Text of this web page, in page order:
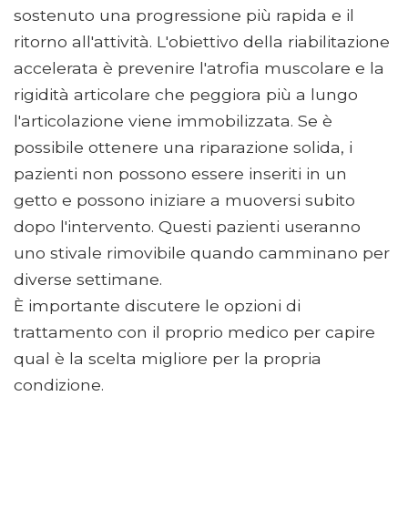
sostenuto una progressione più rapida e il
ritorno all'attività. L'obiettivo della riabilitazione
accelerata è prevenire l'atrofia muscolare e la
rigidità articolare che peggiora più a lungo
l'articolazione viene immobilizzata. Se è
possibile ottenere una riparazione solida, i
pazienti non possono essere inseriti in un
getto e possono iniziare a muoversi subito
dopo l'intervento. Questi pazienti useranno
uno stivale rimovibile quando camminano per
diverse settimane.
È importante discutere le opzioni di
trattamento con il proprio medico per capire
qual è la scelta migliore per la propria
condizione.